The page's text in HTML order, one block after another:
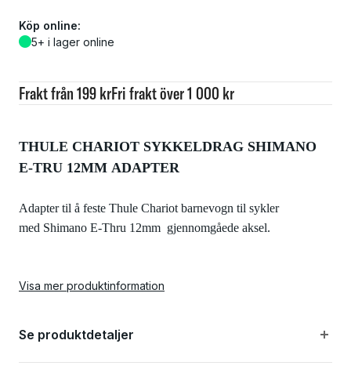
THULE CHARIOT SYKKELDRAG SHIMANO
E-TRU 12MM ADAPTER
Adapter til å feste Thule Chariot barnevogn til sykler
med Shimano E-Thru 12mm gjennomgåede aksel.
Spesifikasjoner:
Materiale: Aluminium og stål
Visa mer produktinformation
Frakt från 199 krFri frakt över 1 000 kr
Köp online:
5+ i lager online
Se produktdetaljer